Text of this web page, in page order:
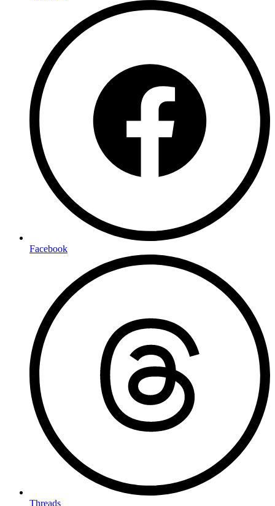
Facebook
Threads